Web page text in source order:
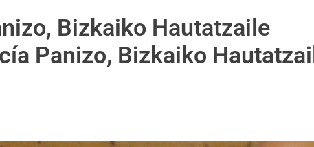
Bizkaiko Hautatzaile
Panizo, Bizkaiko